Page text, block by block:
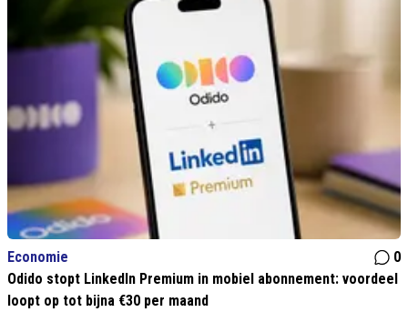
Economie
0
Odido stopt LinkedIn Premium in mobiel abonnement: voordeel
loopt op tot bijna €30 per maand